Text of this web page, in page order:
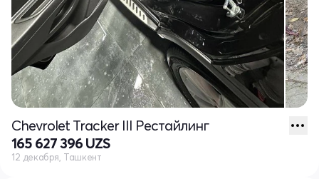
Chevrolet Tracker III Рестайлинг
165 627 396 UZS
12 декабря, Ташкент